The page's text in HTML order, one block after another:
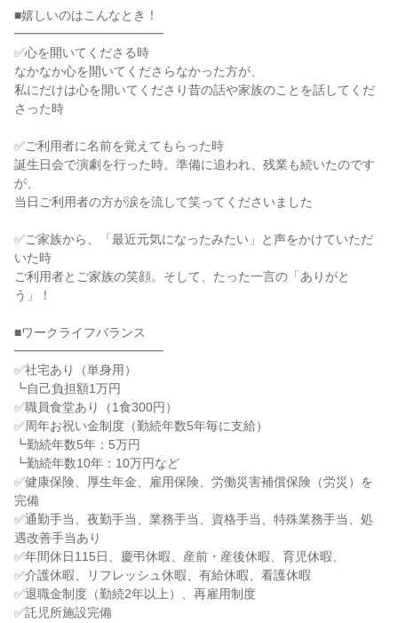
■嬉しいのはこんなとき！
━━━━━━━━━━━━
✅心を開いてくださる時
なかなか心を開いてくださらなかった方が、
私にだけは心を開いてくださり昔の話や家族のことを話してくだ
さった時
✅ご利用者に名前を覚えてもらった時
誕生日会で演劇を行った時。準備に追われ、残業も続いたのです
が、
当日ご利用者の方が涙を流して笑ってくださいました
✅ご家族から、「最近元気になったみたい」と声をかけていただ
いた時
ご利用者とご家族の笑顔。そして、たった一言の「ありがと
う」！
■ワークライフバランス
━━━━━━━━━━━━
✅社宅あり（単身用）
┗自己負担額1万円
✅職員食堂あり（1食300円）
✅周年お祝い金制度（勤続年数5年毎に支給）
┗勤続年数5年：5万円
┗勤続年数10年：10万円など
✅健康保険、厚生年金、雇用保険、労働災害補償保険（労災）を
完備
✅通勤手当、夜勤手当、業務手当、資格手当、特殊業務手当、処
遇改善手当あり
✅年間休日115日、慶弔休暇、産前・産後休暇、育児休暇、
✅介護休暇、リフレッシュ休暇、有給休暇、看護休暇
✅退職金制度（勤続2年以上）、再雇用制度
✅託児所施設完備